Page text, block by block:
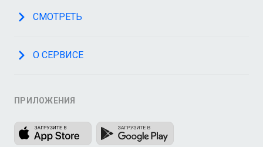
СМОТРЕТЬ
О СЕРВИСЕ
ПРИЛОЖЕНИЯ